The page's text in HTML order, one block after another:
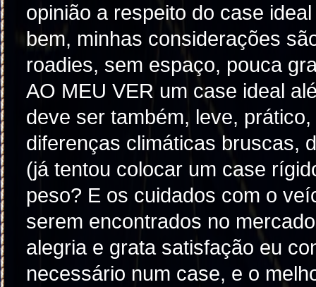
opinião a respeito do case
bem, minhas considerações
roadies, sem espaço, pouca
AO MEU VER um case ideal
deve ser também, leve,
diferenças climáticas bruscas,
(já tentou colocar um case
peso? E os cuidados com o
serem encontrados no
alegria e grata satisfação eu
necessário num case, e o